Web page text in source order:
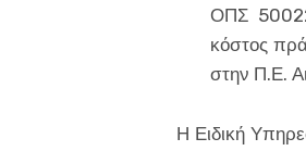
ΟΠΣ
κόστος
στην Π.Ε.
Η Ειδική